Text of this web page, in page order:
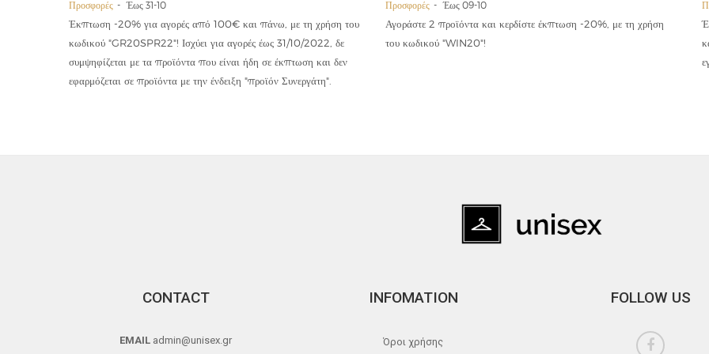
Προσφορές Έως 31-10
Έκπτωση -20% για αγορές από 100€ και πάνω, με τη χρήση του
κωδικού "GR20SPR22"! Ισχύει για αγορές έως 31/10/2022, δε
συμψηφίζεται με τα προϊόντα που είναι ήδη σε έκπτωση και δεν
εφαρμόζεται σε προϊόντα με την ένδειξη "προϊόν Συνεργάτη".
Προσφορές Έως 09-10
Αγοράστε 2 προϊόντα και κερδίστε έκπτωση -20%, με τη χρήση
του κωδικού "WIN20"!
CONTACT
EMAIL admin@unisex.gr
INFOMATION
Όροι χρήσης
FOLLOW US